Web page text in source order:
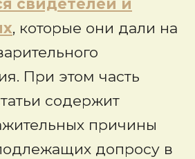
свидетелей и
, которые они дали на
При этом часть
содержит
причины
допросу в